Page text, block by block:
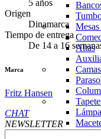
Altas
5 años
Origen
Dinamarca
Tiempo de entrega
De 14 a 16
Marca
Fritz Hansen
CHAT
NEWSLETTER